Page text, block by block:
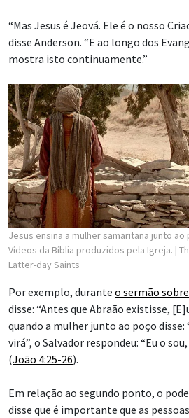
“Mas Jesus é Jeová. Ele é o nosso
disse Anderson. “E ao longo dos
mostra isto continuamente.”
Jesus ensina a mulher samaritana junto
Vídeos da Bíblia produzidos pela Igreja. |
Latter-day Saints
Por exemplo, durante o sermão
disse: “Antes que Abraão existisse,
quando a mulher junto ao poço disse:
virá”, o Salvador respondeu: “Eu o
(João 4:25-26).
Em relação ao segundo ponto, o
disse que é importante que as